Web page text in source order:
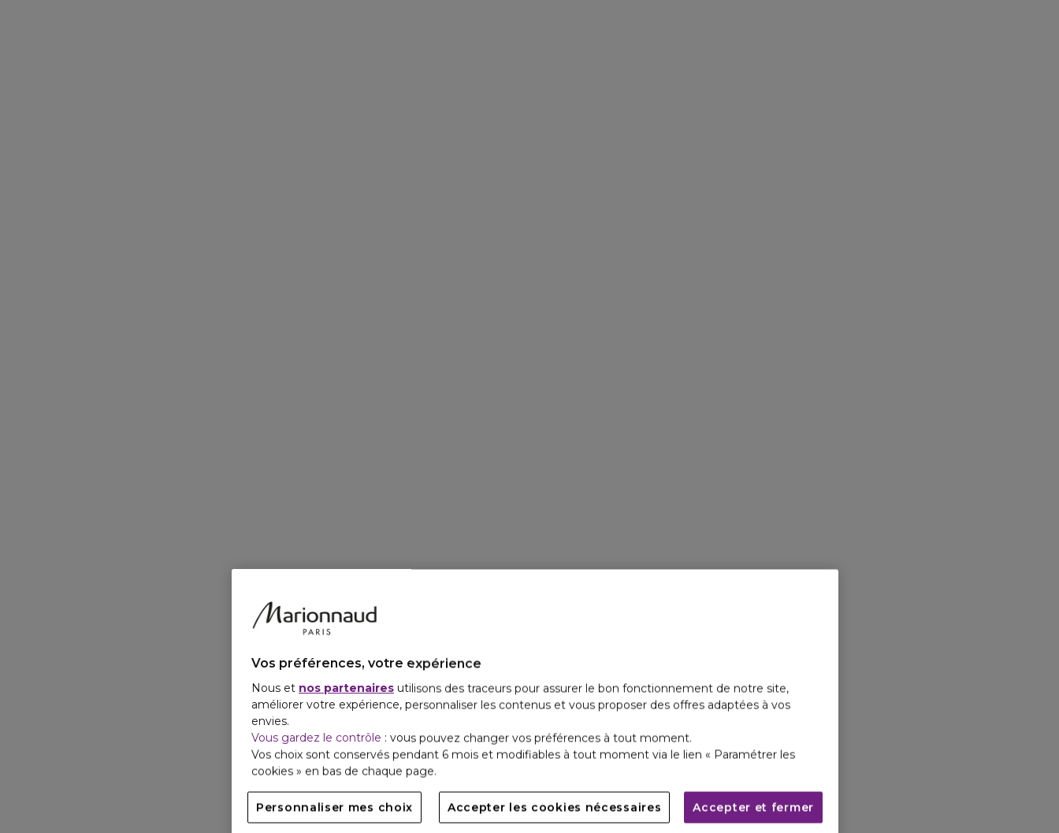
Vos préférences, votre expérience
Nous et nos partenaires utilisons des traceurs pour assurer le bon fonctionnement de notre site,
améliorer votre expérience, personnaliser les contenus et vous proposer des offres adaptées à vos
envies.
Vous gardez le contrôle : vous pouvez changer vos préférences à tout moment.
Vos choix sont conservés pendant 6 mois et modifiables à tout moment via le lien « Paramétrer les
cookies » en bas de chaque page.
Personnaliser mes choix Accepter les cookies nécessaires Accepter et fermer